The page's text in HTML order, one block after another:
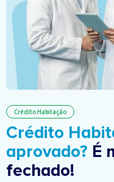
Crédito Habitação
Crédito
aprovado? É
fechado!